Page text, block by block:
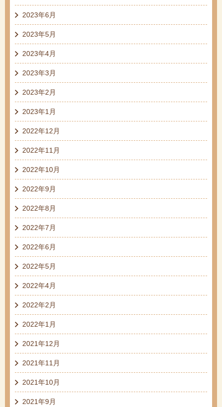
2023年6月
2023年5月
2023年4月
2023年3月
2023年2月
2023年1月
2022年12月
2022年11月
2022年10月
2022年9月
2022年8月
2022年7月
2022年6月
2022年5月
2022年4月
2022年2月
2022年1月
2021年12月
2021年11月
2021年10月
2021年9月